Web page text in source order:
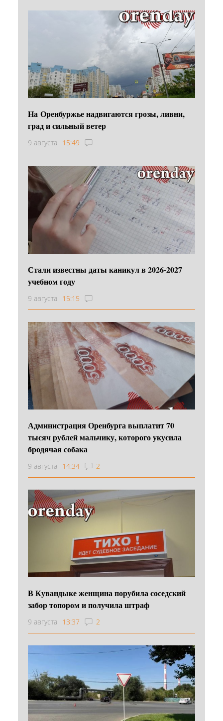
На Оренбуржье надвигаются грозы, ливни,
град и сильный ветер
9 августа 15:49
Стали известны даты каникул в 2026-2027
учебном году
9 августа 15:15
Администрация Оренбурга выплатит 70
тысяч рублей мальчику, которого укусила
бродячая собака
9 августа 14:34 2
В Кувандыке женщина порубила соседский
забор топором и получила штраф
9 августа 13:37 2